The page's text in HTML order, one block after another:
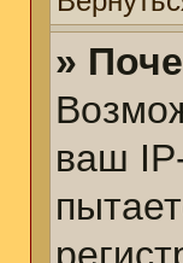
»
ваш